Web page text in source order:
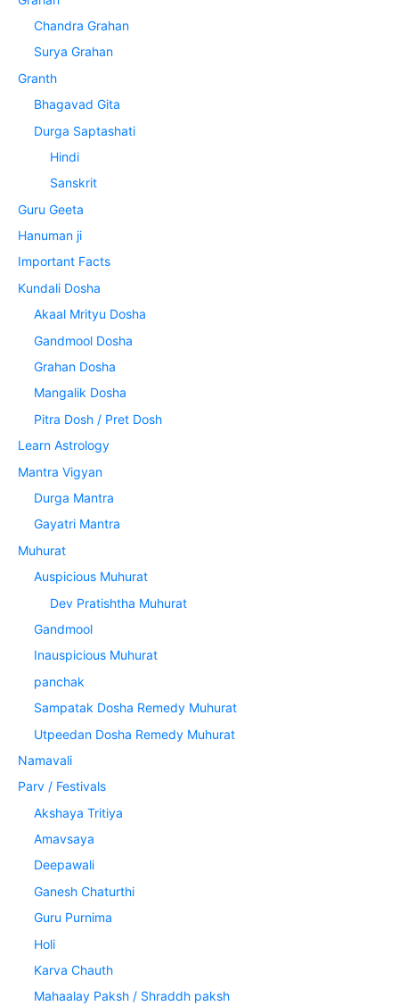
Chandra Grahan
Surya Grahan
Granth
Bhagavad Gita
Durga Saptashati
Hindi
Sanskrit
Guru Geeta
Hanuman ji
Important Facts
Kundali Dosha
Akaal Mrityu Dosha
Gandmool Dosha
Grahan Dosha
Mangalik Dosha
Pitra Dosh / Pret Dosh
Learn Astrology
Mantra Vigyan
Durga Mantra
Gayatri Mantra
Muhurat
Auspicious Muhurat
Dev Pratishtha Muhurat
Gandmool
Inauspicious Muhurat
panchak
Sampatak Dosha Remedy Muhurat
Utpeedan Dosha Remedy Muhurat
Namavali
Parv / Festivals
Akshaya Tritiya
Amavsaya
Deepawali
Ganesh Chaturthi
Guru Purnima
Holi
Karva Chauth
Mahaalay Paksh / Shraddh paksh